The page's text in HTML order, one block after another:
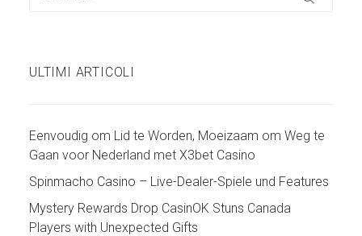
ULTIMI ARTICOLI
Eenvoudig om Lid te Worden, Moeizaam om Weg te
Gaan voor Nederland met X3bet Casino
Spinmacho Casino – Live-Dealer-Spiele und Features
Mystery Rewards Drop CasinOK Stuns Canada
Players with Unexpected Gifts